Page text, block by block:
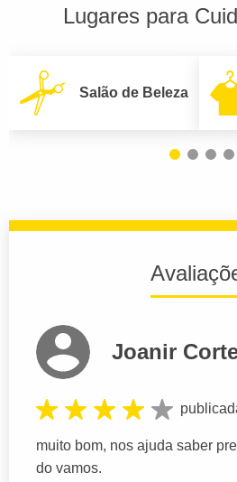
Lugares para
Salão de Beleza
Joanir
muito bom, nos ajuda saber
do vamos.